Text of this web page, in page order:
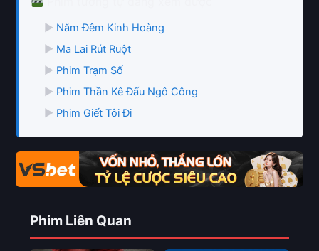
▶ Năm Đêm Kinh Hoàng
▶ Ma Lai Rút Ruột
▶ Phim Trạm Số
▶ Phim Thần Kê Đấu Ngô Công
▶ Phim Giết Tôi Đi
Phim Liên Quan